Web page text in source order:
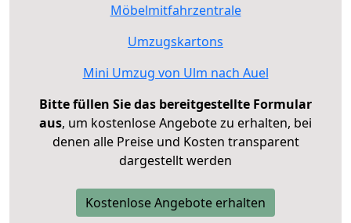
Möbelmitfahrzentrale
Umzugskartons
Mini Umzug von Ulm nach Auel
Bitte füllen Sie das bereitgestellte Formular
aus, um kostenlose Angebote zu erhalten, bei
denen alle Preise und Kosten transparent
dargestellt werden
Kostenlose Angebote erhalten